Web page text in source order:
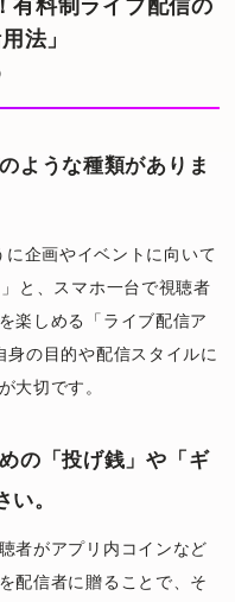
有料制ライブ配信の
法」
ような種類がありま
企画やイベントに向いて
と、スマホ一台で視聴者
楽しめる「ライブ配信ア
の目的や配信スタイルに
大切です。
の「投げ銭」や「ギ
。
者がアプリ内コインなど
配信者に贈ることで、そ